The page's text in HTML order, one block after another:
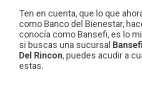
Ten en cuenta, que lo que
como Banco del Bienestar,
conocía como Bansefi, es lo
si buscas una sucursal
Del Rincon, puedes acudir a
estas.